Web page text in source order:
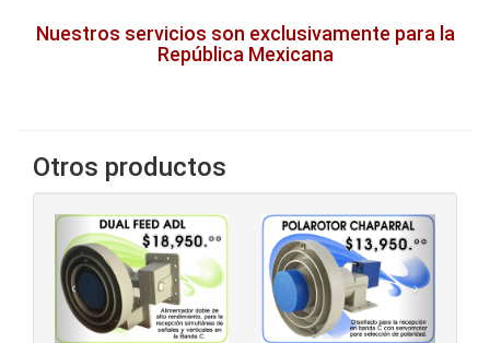
Nuestros servicios son exclusivamente para la
República Mexicana
Otros productos
‹ ›